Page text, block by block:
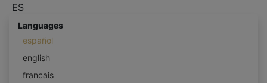
ES
Languages
español
english
francais